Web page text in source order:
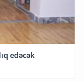
edəcək